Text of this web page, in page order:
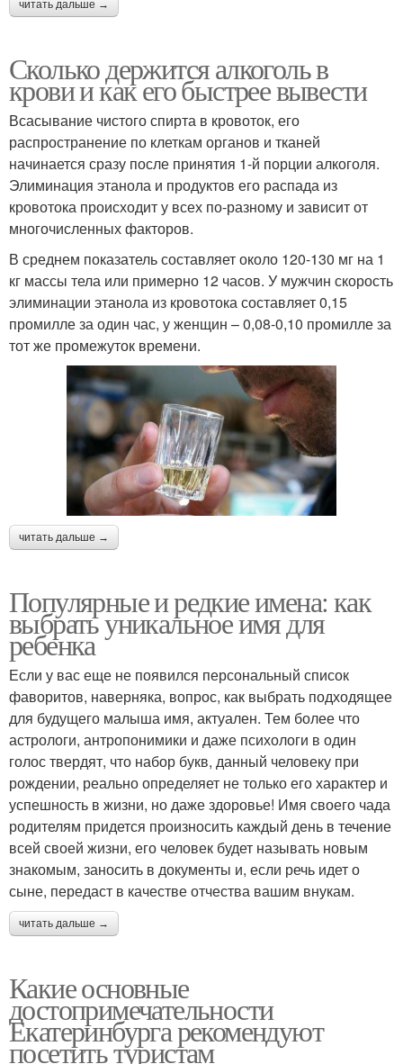
читать дальше →
Сколько держится алкоголь в
крови и как его быстрее вывести
Всасывание чистого спирта в кровоток, его
распространение по клеткам органов и тканей
начинается сразу после принятия 1-й порции алкоголя.
Элиминация этанола и продуктов его распада из
кровотока происходит у всех по-разному и зависит от
многочисленных факторов.
В среднем показатель составляет около 120-130 мг на 1
кг массы тела или примерно 12 часов. У мужчин скорость
элиминации этанола из кровотока составляет 0,15
промилле за один час, у женщин – 0,08-0,10 промилле за
тот же промежуток времени.
читать дальше →
Популярные и редкие имена: как
выбрать уникальное имя для
ребенка
Если у вас еще не появился персональный список
фаворитов, наверняка, вопрос, как выбрать подходящее
для будущего малыша имя, актуален. Тем более что
астрологи, антропонимики и даже психологи в один
голос твердят, что набор букв, данный человеку при
рождении, реально определяет не только его характер и
успешность в жизни, но даже здоровье! Имя своего чада
родителям придется произносить каждый день в течение
всей своей жизни, его человек будет называть новым
знакомым, заносить в документы и, если речь идет о
сыне, передаст в качестве отчества вашим внукам.
читать дальше →
Какие основные
достопримечательности
Екатеринбурга рекомендуют
посетить туристам